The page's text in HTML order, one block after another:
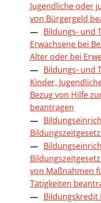
Jugendliche oder
von Bürgergeld
Bildungs- und
Erwachsene bei
Alter oder bei
Bildungs- und
Kinder,
Bezug von Hilfe
beantragen
von Maßnahmen
Tätigkeiten
Bildungskredit